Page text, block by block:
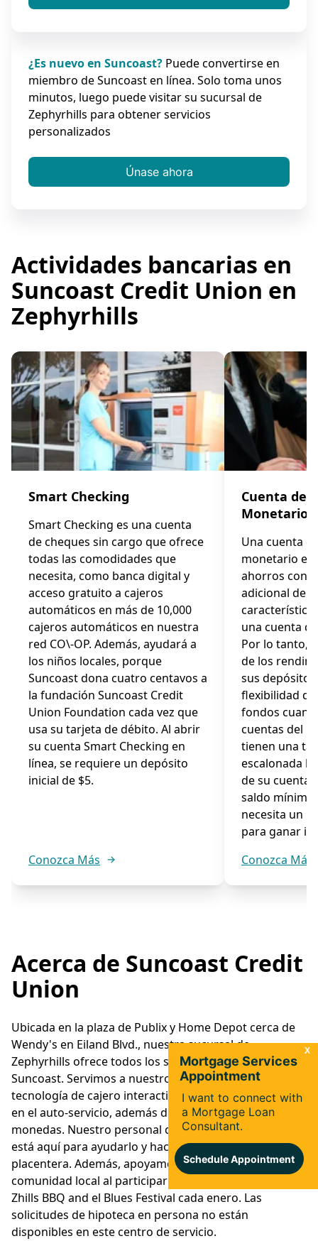
¿Es nuevo en Suncoast? Puede convertirse en
miembro de Suncoast en línea. Solo toma unos
minutos, luego puede visitar su sucursal de
Zephyrhills para obtener servicios
personalizados
Únase ahora
Actividades bancarias en
Suncoast Credit Union en
Zephyrhills
Smart Checking
Smart Checking es una cuenta
de cheques sin cargo que ofrece
todas las comodidades que
necesita, como banca digital y
acceso gratuito a cajeros
automáticos en más de 10,000
cajeros automáticos en nuestra
red CO\-OP. Además, ayudará a
los niños locales, porque
Suncoast dona cuatro centavos a
la fundación Suncoast Credit
Union Foundation cada vez que
usa su tarjeta de débito. Al abrir
su cuenta Smart Checking en
línea, se requiere un depósito
inicial de $5.
Conozca Más
Cuenta de
Monetario
Una cuenta
monetario es
ahorros con
adicional de
una cuenta
Por lo tanto,
de los
sus
flexibilidad
fondos
cuentas del
tienen una
escalonada
de su cuenta.
saldo
necesita un
para ganar
Conozca Más
Acerca de Suncoast Credit
Union
Ubicada en la plaza de Publix y Home Depot cerca de
Wendy's en Eiland Blvd., nuestra sucursal de
Zephyrhills ofrece todos los servicios que espera de
Suncoast. Servimos a nuestros miembros con
tecnología de cajero interactivo (ITM) en el vestíbulo y
en el auto-servicio, además de una máquina de
monedas. Nuestro personal dedicado y capacitado
está aquí para ayudarlo y hacer que su visita sea
placentera. Además, apoyamos con orgullo a nuestra
comunidad local al participar anualmente en el Pigz in
Zhills BBQ and el Blues Festival cada enero. Las
solicitudes de hipoteca en persona no están
disponibles en este centro de servicio.